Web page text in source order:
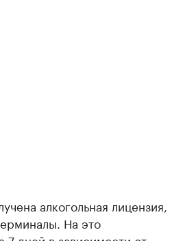
алкогольная лицензия,
На это